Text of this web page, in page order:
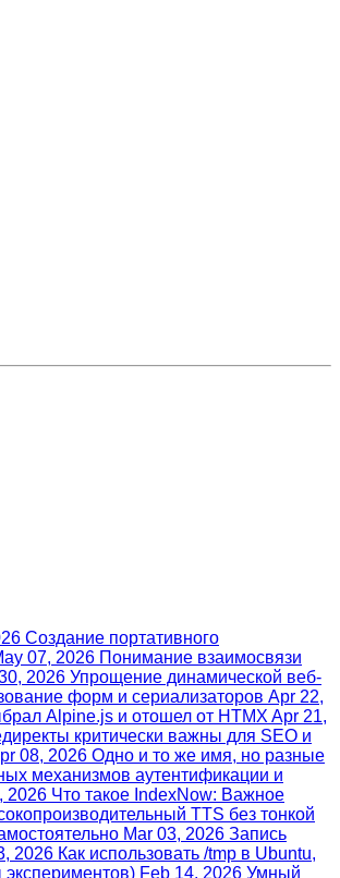
Создание портативного
07, 2026 Понимание взаимосвязи
2026 Упрощение динамической веб-
форм и сериализаторов Apr 22,
Alpine.js и отошел от HTMX Apr 21,
критически важны для SEO и
08, 2026 Одно и то же имя, но разные
механизмов аутентификации и
2026 Что такое IndexNow: Важное
TTS без тонкой
Mar 03, 2026 Запись
2026 Как использовать /tmp в Ubuntu,
экспериментов) Feb 14, 2026 Умный